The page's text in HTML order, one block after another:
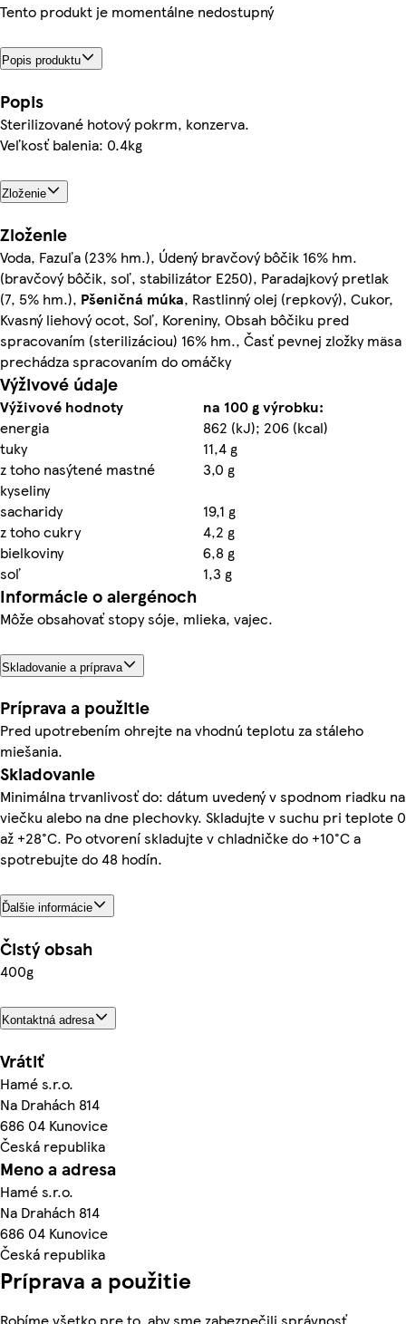
Tento produkt je momentálne nedostupný
Popis produktu
Popis
Sterilizované hotový pokrm, konzerva.
Veľkosť balenia: 0.4kg
Zloženie
Zloženie
Voda, Fazuľa (23% hm.), Údený bravčový bôčik 16% hm.
(bravčový bôčik, soľ, stabilizátor E250), Paradajkový pretlak
(7, 5% hm.), Pšeničná múka, Rastlinný olej (repkový), Cukor,
Kvasný liehový ocot, Soľ, Koreniny, Obsah bôčiku pred
spracovaním (sterilizáciou) 16% hm., Časť pevnej zložky mäsa
prechádza spracovaním do omáčky
Výživové údaje
Výživové hodnoty
na 100 g výrobku:
energia
862 (kJ); 206 (kcal)
tuky
11,4 g
z toho nasýtené mastné
kyseliny
3,0 g
sacharidy
19,1 g
z toho cukry
4,2 g
bielkoviny
6,8 g
soľ
1,3 g
Informácie o alergénoch
Môže obsahovať stopy sóje, mlieka, vajec.
Skladovanie a príprava
Príprava a použitie
Pred upotrebením ohrejte na vhodnú teplotu za stáleho
miešania.
Skladovanie
Minimálna trvanlivosť do: dátum uvedený v spodnom riadku na
viečku alebo na dne plechovky. Skladujte v suchu pri teplote 0
až +28°C. Po otvorení skladujte v chladničke do +10°C a
spotrebujte do 48 hodín.
Ďalšie informácie
Čistý obsah
400g
Kontaktná adresa
Vrátiť
Hamé s.r.o.
Na Drahách 814
686 04 Kunovice
Česká republika
Meno a adresa
Hamé s.r.o.
Na Drahách 814
686 04 Kunovice
Česká republika
Príprava a použitie